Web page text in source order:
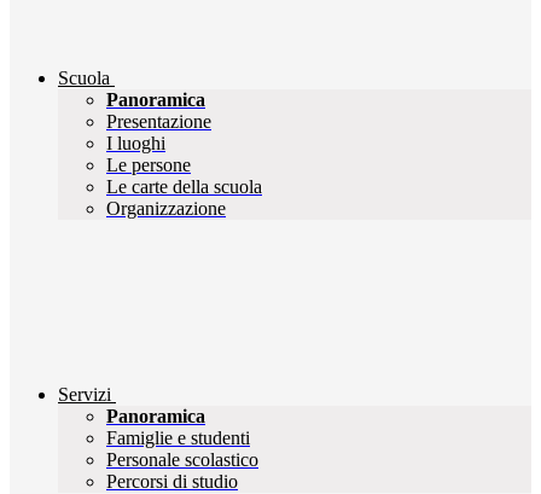
Scuola
Panoramica
Presentazione
I luoghi
Le persone
Le carte della scuola
Organizzazione
Servizi
Panoramica
Famiglie e studenti
Personale scolastico
Percorsi di studio